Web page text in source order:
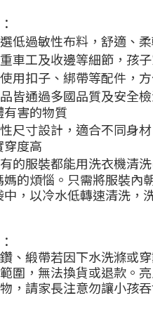
低過敏性布料，舒適、
車工及收邊等細節，孩
用扣子、綁帶等配件，
皆通過多國品質及安全
有害的物質
尺寸設計，適合不同身
穿度高
的服裝都能用洗衣機清洗
媽的煩惱。只需將服裝內
中，以冷水低轉速清洗，
、緞帶若因下水洗滌或
圍，無法換貨或退款。
，請家長注意勿讓小孩